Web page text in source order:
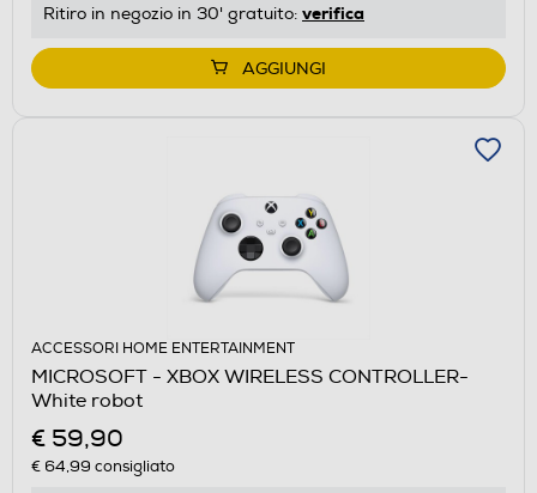
Ritiro in negozio in 30' gratuito: verifica
AGGIUNGI
ACCESSORI HOME ENTERTAINMENT
MICROSOFT - XBOX WIRELESS CONTROLLER-
White robot
€ 59,90
€ 64,99 consigliato